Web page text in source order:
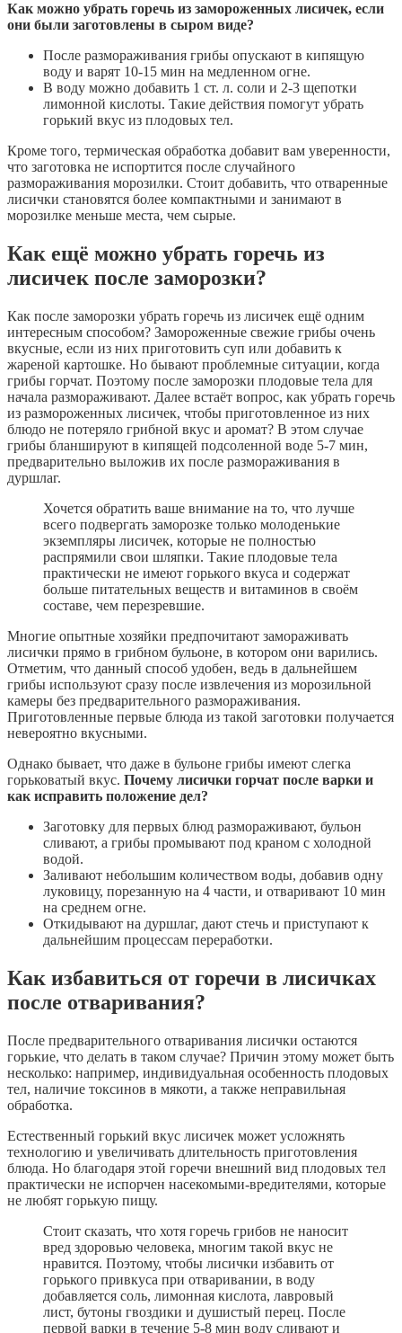
Как можно убрать горечь из замороженных лисичек, если
они были заготовлены в сыром виде?
После размораживания грибы опускают в кипящую
воду и варят 10-15 мин на медленном огне.
В воду можно добавить 1 ст. л. соли и 2-3 щепотки
лимонной кислоты. Такие действия помогут убрать
горький вкус из плодовых тел.
Кроме того, термическая обработка добавит вам уверенности,
что заготовка не испортится после случайного
размораживания морозилки. Стоит добавить, что отваренные
лисички становятся более компактными и занимают в
морозилке меньше места, чем сырые.
Как ещё можно убрать горечь из
лисичек после заморозки?
Как после заморозки убрать горечь из лисичек ещё одним
интересным способом? Замороженные свежие грибы очень
вкусные, если из них приготовить суп или добавить к
жареной картошке. Но бывают проблемные ситуации, когда
грибы горчат. Поэтому после заморозки плодовые тела для
начала размораживают. Далее встаёт вопрос, как убрать горечь
из размороженных лисичек, чтобы приготовленное из них
блюдо не потеряло грибной вкус и аромат? В этом случае
грибы бланшируют в кипящей подсоленной воде 5-7 мин,
предварительно выложив их после размораживания в
дуршлаг.
Хочется обратить ваше внимание на то, что лучше
всего подвергать заморозке только молоденькие
экземпляры лисичек, которые не полностью
распрямили свои шляпки. Такие плодовые тела
практически не имеют горького вкуса и содержат
больше питательных веществ и витаминов в своём
составе, чем перезревшие.
Многие опытные хозяйки предпочитают замораживать
лисички прямо в грибном бульоне, в котором они варились.
Отметим, что данный способ удобен, ведь в дальнейшем
грибы используют сразу после извлечения из морозильной
камеры без предварительного размораживания.
Приготовленные первые блюда из такой заготовки получается
невероятно вкусными.
Однако бывает, что даже в бульоне грибы имеют слегка
горьковатый вкус. Почему лисички горчат после варки и
как исправить положение дел?
Заготовку для первых блюд размораживают, бульон
сливают, а грибы промывают под краном с холодной
водой.
Заливают небольшим количеством воды, добавив одну
луковицу, порезанную на 4 части, и отваривают 10 мин
на среднем огне.
Откидывают на дуршлаг, дают стечь и приступают к
дальнейшим процессам переработки.
Как избавиться от горечи в лисичках
после отваривания?
После предварительного отваривания лисички остаются
горькие, что делать в таком случае? Причин этому может быть
несколько: например, индивидуальная особенность плодовых
тел, наличие токсинов в мякоти, а также неправильная
обработка.
Естественный горький вкус лисичек может усложнять
технологию и увеличивать длительность приготовления
блюда. Но благодаря этой горечи внешний вид плодовых тел
практически не испорчен насекомыми-вредителями, которые
не любят горькую пищу.
Стоит сказать, что хотя горечь грибов не наносит
вред здоровью человека, многим такой вкус не
нравится. Поэтому, чтобы лисички избавить от
горького привкуса при отваривании, в воду
добавляется соль, лимонная кислота, лавровый
лист, бутоны гвоздики и душистый перец. После
первой варки в течение 5-8 мин воду сливают и